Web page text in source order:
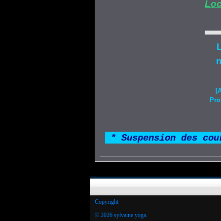
* Suspension des
Copyright
© 2026 sylvaine yoga.